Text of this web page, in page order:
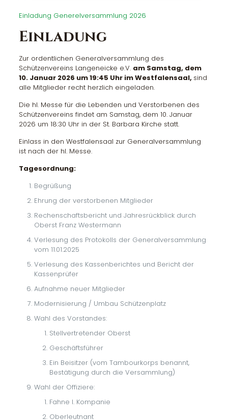
Einladung Generelversammlung 2026
Einladung
Zur ordentlichen Generalversammlung des
Schützenvereins Langeneicke e.V. am Samstag, dem
10. Januar 2026 um 19:45 Uhr im Westfalensaal, sind
alle Mitglieder recht herzlich eingeladen.
Die hl. Messe für die Lebenden und Verstorbenen des
Schützenvereins findet am Samstag, dem 10. Januar
2026 um 18:30 Uhr in der St. Barbara Kirche statt.
Einlass in den Westfalensaal zur Generalversammlung
ist nach der hl. Messe.
Tagesordnung:
Begrüßung
Ehrung der verstorbenen Mitglieder
Rechenschaftsbericht und Jahresrückblick durch
Oberst Franz Westermann
Verlesung des Protokolls der Generalversammlung
vom 11.01.2025
Verlesung des Kassenberichtes und Bericht der
Kassenprüfer
Aufnahme neuer Mitglieder
Modernisierung / Umbau Schützenplatz
Wahl des Vorstandes:
Stellvertretender Oberst
Geschäftsführer
Ein Beisitzer (vom Tambourkorps benannt,
Bestätigung durch die Versammlung)
Wahl der Offiziere:
Fahne I. Kompanie
Oberleutnant